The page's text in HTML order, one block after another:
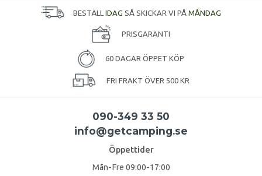
BESTÄLL IDAG SÅ SKICKAR VI PÅ MÅNDAG
PRISGARANTI
60 DAGAR ÖPPET KÖP
FRI FRAKT ÖVER 500 KR
090-349 33 50
info@getcamping.se
Öppettider
Mån-Fre 09:00-17:00